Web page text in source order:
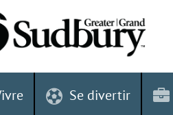
Se divertir